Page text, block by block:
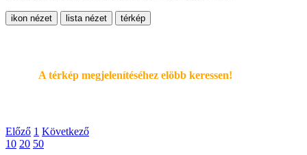
ikon nézet lista nézet térkép
A térkép megjelenítéséhez elöbb keressen!
Előző 1 Következő
10 20 50